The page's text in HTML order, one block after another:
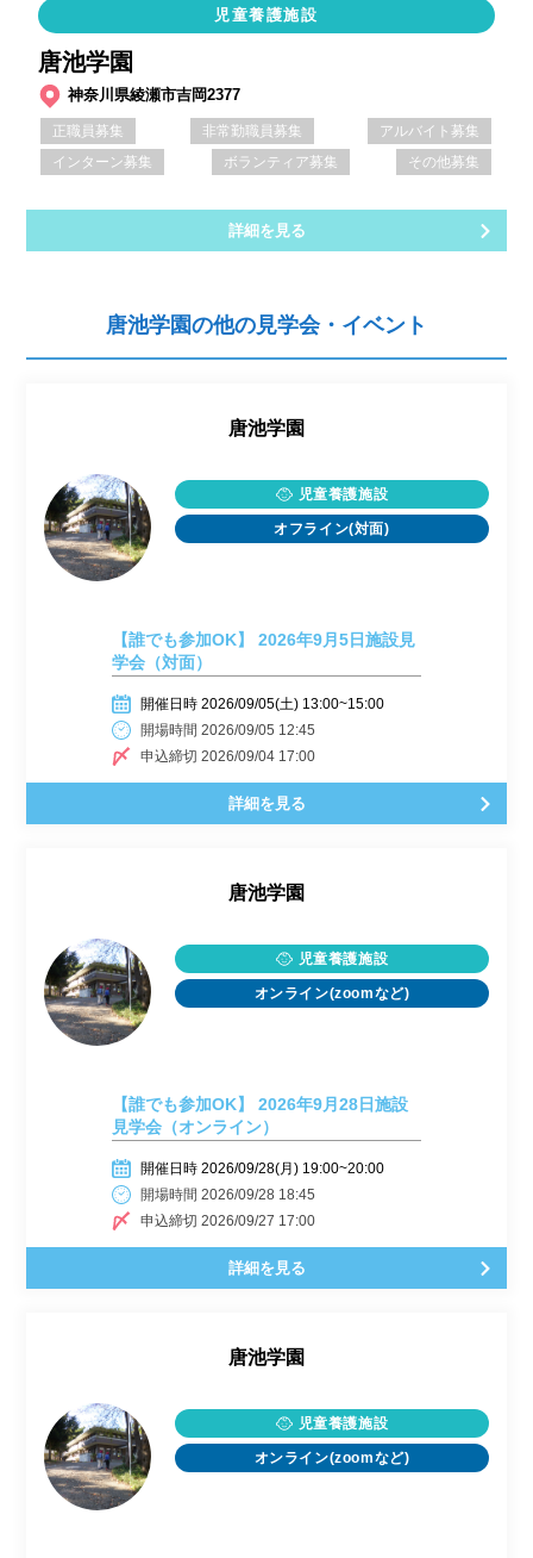
児童養護施設
唐池学園
神奈川県綾瀬市吉岡2377
正職員募集 非常勤職員募集
アルバイト募集
インターン募集
ボランティア募集 その他募集
詳細を見る
唐池学園の他の見学会・イベント
唐池学園
児童養護施設
オフライン(対面)
【誰でも参加OK】 2026年9月5日施設見
学会（対面）
開催日時 2026/09/05(土) 13:00~15:00
開場時間 2026/09/05 12:45
申込締切 2026/09/04 17:00
詳細を見る
唐池学園
児童養護施設
オンライン(zoomなど)
【誰でも参加OK】 2026年9月28日施設
見学会（オンライン）
開催日時 2026/09/28(月) 19:00~20:00
開場時間 2026/09/28 18:45
申込締切 2026/09/27 17:00
詳細を見る
唐池学園
児童養護施設
オンライン(zoomなど)